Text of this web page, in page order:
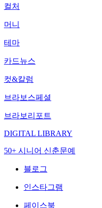
컬처
머니
테마
카드뉴스
컷&칼럼
브라보스페셜
브라보리포트
DIGITAL LIBRARY
50+ 시니어 신춘문예
블로그
인스타그램
페이스북